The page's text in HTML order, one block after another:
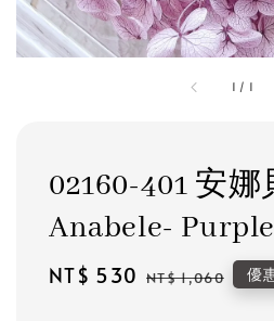
1 / 1
02160-401 安
Anabele-
Sale
NT$ 530 Regular
NT$ 1,060 優